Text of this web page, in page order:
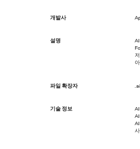
개발사
설명
파일 확장자
기술 정보